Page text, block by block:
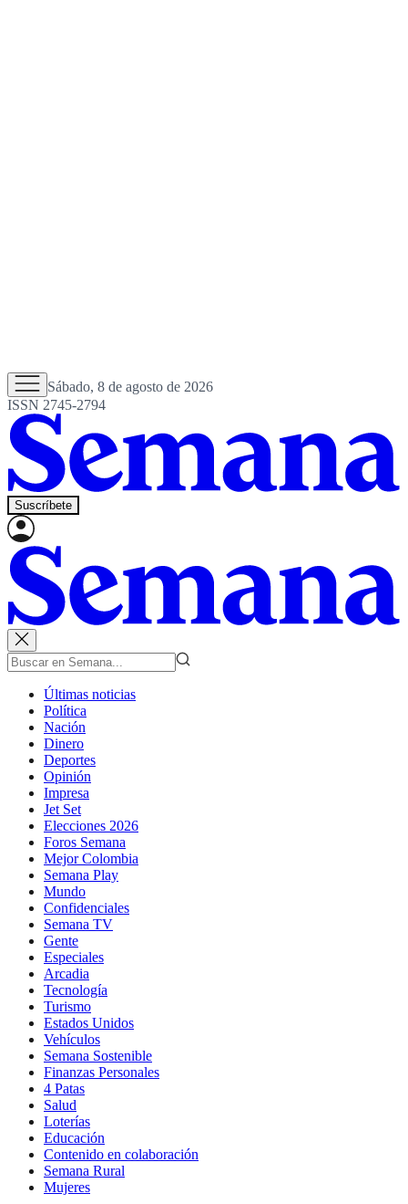
Sábado, 8 de agosto de 2026
ISSN 2745-2794
Suscríbete
Últimas noticias
Política
Nación
Dinero
Deportes
Opinión
Impresa
Jet Set
Elecciones 2026
Foros Semana
Mejor Colombia
Semana Play
Mundo
Confidenciales
Semana TV
Gente
Especiales
Arcadia
Tecnología
Turismo
Estados Unidos
Vehículos
Semana Sostenible
Finanzas Personales
4 Patas
Salud
Loterías
Educación
Contenido en colaboración
Semana Rural
Mujeres